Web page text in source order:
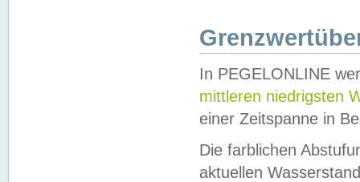
In PEGELONLINE
mittleren niedrigsten
einer Zeitspanne in
Die farblichen
aktuellen